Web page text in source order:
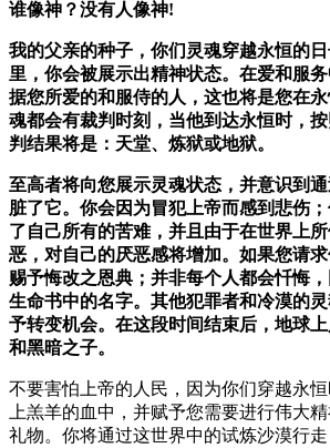
谁像神？没有人像神!
我的父亲的种子，你们灵魂穿越永恒的
里，你会被展示出精神状态。在爱和服
据您所爱的和服侍的人，这也将是您在
魂都会有裁判时刻，当他到达永恒时，
判结果将是：天堂、炼狱或地狱。
至高者将向您展示灵魂状态，并意识到
脏了它。你会因为冒犯上帝而感到悲伤
了自己所有的苦难，并且由于在世界上
恶，对自己的厌恶感将增加。如果您请
赐予悔改之恩典；并非每个人都会忏悔
生命书中的名字。其他犯罪者和冷漠的
予转变机会。在这段时间结束后，地球
和黑暗之子。
不要害怕上帝的人民，因为你们穿越永
上羔羊的血中，并赋予您需要进行伟大
礼物。你将通过这世界中的试炼沙漠行